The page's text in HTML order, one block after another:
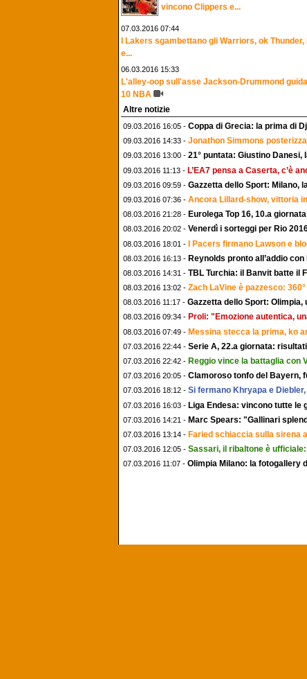
vincono Clippers e...
07.03.2016 07:44
I Lakers sgambettano gli Warriors, ok Thunder,
e...
06.03.2016 15:33
L'alley-oop sull'asse Jackson-Drummond
10 NBA
Altre notizie
09.03.2016 16:05 - Coppa di Grecia: la prima di
09.03.2016 14:33 - Jonathon Simmons
09.03.2016 13:00 - 21° puntata: Giustino Danesi,
09.03.2016 11:13 - L’EA7 pensa a Caserta, c’è
09.03.2016 09:59 - Gazzetta dello Sport: Milano,
09.03.2016 07:36 - Ancora Lillard-show, vittoria
08.03.2016 21:28 - Eurolega Top 16, 10.a
08.03.2016 20:02 - Venerdì i sorteggi per Rio
08.03.2016 18:01 - I Pacers firmano Lawson e
08.03.2016 16:13 - Reynolds pronto all’addio
08.03.2016 14:31 - TBL Turchia: il Banvit batte il
08.03.2016 13:02 - Zach LaVine è pazzesco:
08.03.2016 11:17 - Gazzetta dello Sport:
08.03.2016 09:34 - Proli: "Emozione autentica,
08.03.2016 07:49 - Messina stecca la prima, ko
07.03.2016 22:44 - Serie A, 22.a giornata:
07.03.2016 22:42 - Reggio vince la battaglia con
07.03.2016 20:05 - Clamoroso tonfo del Bayern,
07.03.2016 18:12 - Si fermano Khryapa e
07.03.2016 16:03 - Liga Endesa: vincono tutte le
07.03.2016 14:21 - Marc Spears: "Gallinari
07.03.2016 13:14 - Faried schiaccia sulla sirena
07.03.2016 12:05 - Sassari, il ribaltone è
07.03.2016 11:07 - Olimpia Milano: la fotogallery